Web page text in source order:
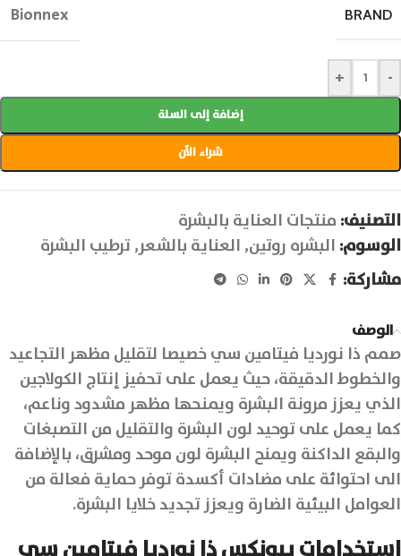
BRAND
Bionnex
-
+
إضافة إلى السلة
شراء الآن
التصنيف: منتجات العناية بالبشرة
الوسوم: البشره روتين, العناية بالشعر,ترطيب البشرة
مشاركة:
الوصف
صمم ذا نورديا فيتامين سي خصيصا لتقليل مظهر التجاعيد
والخطوط الدقيقة، حيث يعمل على تحفيز إنتاج الكولاجين
الذي يعزز مرونة البشرة ويمنحها مظهر مشدود وناعم،
كما يعمل على توحيد لون البشرة والتقليل من التصبغات
والبقع الداكنة ويمنح البشرة لون موحد ومشرق، بالإضافة
الى احتوائة على مضادات أكسدة توفر حماية فعالة من
العوامل البيئية الضارة ويعزز تجديد خلايا البشرة.